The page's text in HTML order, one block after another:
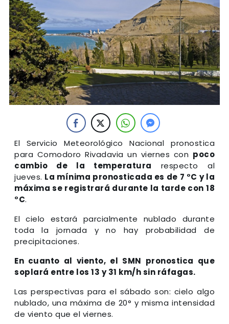
El Servicio Meteorológico Nacional pronostica
para Comodoro Rivadavia un viernes con poco
cambio de la temperatura respecto al
jueves. La mínima pronosticada es de 7 °C y la
máxima se registrará durante la tarde con 18
°C.
El cielo estará parcialmente nublado durante
toda la jornada y no hay probabilidad de
precipitaciones.
En cuanto al viento, el SMN pronostica que
soplará entre los 13 y 31 km/h sin ráfagas.
Las perspectivas para el sábado son: cielo algo
nublado, una máxima de 20° y misma intensidad
de viento que el viernes.